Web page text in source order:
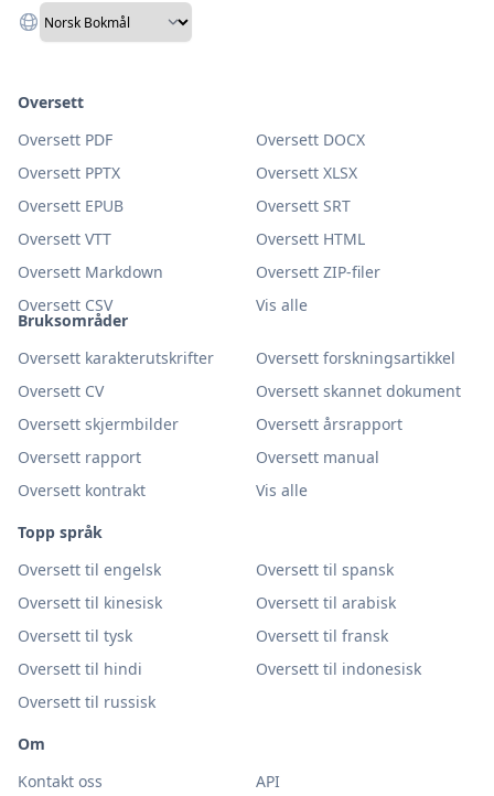
Bruksområder
Oversett karakterutskrifter
Oversett forskningsartikkel
Oversett CV
Oversett skannet dokument
Oversett skjermbilder
Oversett årsrapport
Oversett rapport
Oversett manual
Oversett kontrakt
Vis alle
Topp språk
Oversett til engelsk
Oversett til spansk
Oversett til kinesisk
Oversett til arabisk
Oversett til tysk
Oversett til fransk
Oversett til hindi
Oversett til indonesisk
Oversett til russisk
Oversett
Oversett PDF
Oversett DOCX
Oversett PPTX
Oversett XLSX
Oversett EPUB
Oversett SRT
Oversett VTT
Oversett HTML
Oversett Markdown
Oversett ZIP-filer
Oversett CSV
Vis alle
Om
Kontakt oss
API